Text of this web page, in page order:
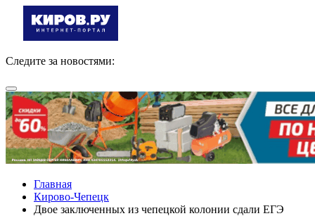
Следите за новостями:
Главная
Кирово-Чепецк
Двое заключенных из чепецкой колонии сдали ЕГЭ